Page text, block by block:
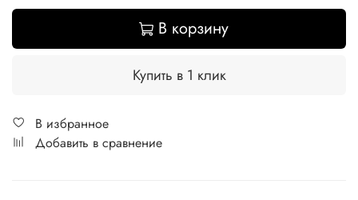
В корзину
Купить в 1 клик
В избранное
Добавить в сравнение